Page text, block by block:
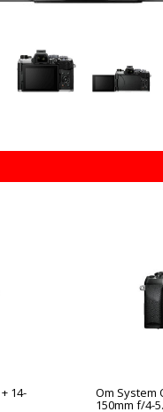
14- Om System
150mm f/4-